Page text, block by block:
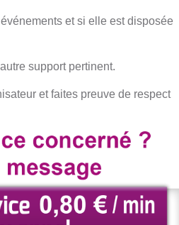
et si elle est disposée
support pertinent.
et faites preuve de respect